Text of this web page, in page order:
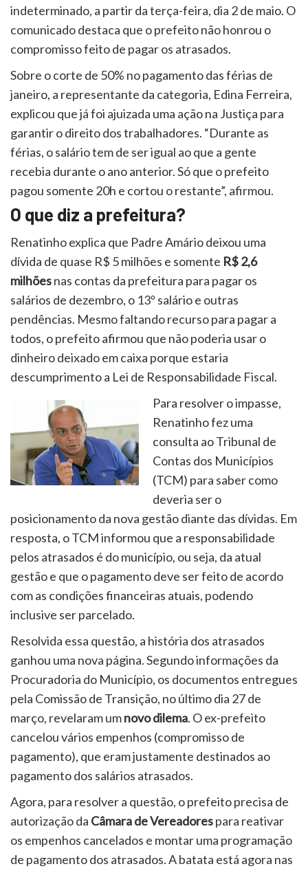
indeterminado, a partir da terça-feira, dia 2 de maio. O
comunicado destaca que o prefeito não honrou o
compromisso feito de pagar os atrasados.
Sobre o corte de 50% no pagamento das férias de
janeiro, a representante da categoria, Edina Ferreira,
explicou que já foi ajuizada uma ação na Justiça para
garantir o direito dos trabalhadores. “Durante as
férias, o salário tem de ser igual ao que a gente
recebia durante o ano anterior. Só que o prefeito
pagou somente 20h e cortou o restante”, afirmou.
O que diz a prefeitura?
Renatinho explica que Padre Amário deixou uma
dívida de quase R$ 5 milhões e somente R$ 2,6
milhõesnas contas da prefeitura para pagar os
salários de dezembro, o 13º salário e outras
pendências. Mesmo faltando recurso para pagar a
todos, o prefeito afirmou que não poderia usar o
dinheiro deixado em caixa porque estaria
descumprimento a Lei de Responsabilidade Fiscal.
Para resolver o impasse,
Renatinho fez uma
consulta ao Tribunal de
Contas dos Municípios
(TCM) para saber como
deveria ser o
posicionamento da nova gestão diante das dívidas. Em
resposta, o TCM informou que a responsabilidade
pelos atrasados é do município, ou seja, da atual
gestão e que o pagamento deve ser feito de acordo
com as condições financeiras atuais, podendo
inclusive ser parcelado.
Resolvida essa questão, a história dos atrasados
ganhou uma nova página. Segundo informações da
Procuradoria do Município, os documentos entregues
pela Comissão de Transição, no último dia 27 de
março, revelaram umnovo dilema. O ex-prefeito
cancelou vários empenhos (compromisso de
pagamento), que eram justamente destinados ao
pagamento dos salários atrasados.
Agora, para resolver a questão, o prefeito precisa de
autorização da Câmara de Vereadorespara reativar
os empenhos cancelados e montar uma programação
de pagamento dos atrasados. A batata está agora nas